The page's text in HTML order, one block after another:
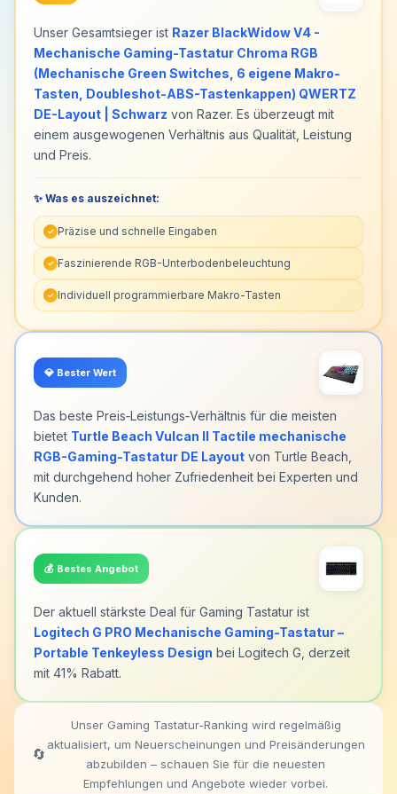
Unser Gesamtsieger ist Razer BlackWidow V4 -
Mechanische Gaming-Tastatur Chroma RGB
(Mechanische Green Switches, 6 eigene Makro-
Tasten, Doubleshot-ABS-Tastenkappen) QWERTZ
DE-Layout | Schwarz von Razer. Es überzeugt mit
einem ausgewogenen Verhältnis aus Qualität, Leistung
und Preis.
✨ Was es auszeichnet:
✓ Präzise und schnelle Eingaben
✓ Faszinierende RGB-Unterbodenbeleuchtung
✓ Individuell programmierbare Makro-Tasten
💎 Bester Wert
Das beste Preis‑Leistungs‑Verhältnis für die meisten
bietet Turtle Beach Vulcan II Tactile mechanische
RGB-Gaming-Tastatur DE Layout von Turtle Beach,
mit durchgehend hoher Zufriedenheit bei Experten und
Kunden.
💰 Bestes Angebot
Der aktuell stärkste Deal für Gaming Tastatur ist
Logitech G PRO Mechanische Gaming-Tastatur –
Portable Tenkeyless Design bei Logitech G, derzeit
mit 41% Rabatt.
🔄
Unser Gaming Tastatur-Ranking wird regelmäßig
aktualisiert, um Neuerscheinungen und Preisänderungen
abzubilden – schauen Sie für die neuesten
Empfehlungen und Angebote wieder vorbei.